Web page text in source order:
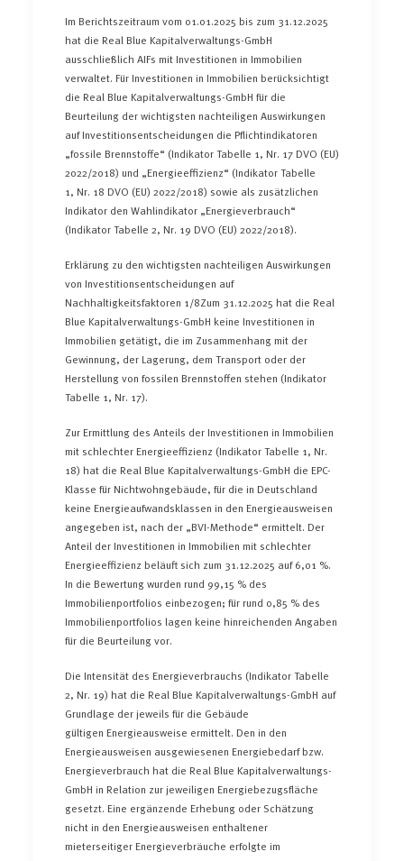
Im Berichtszeitraum vom 01.01.2025 bis zum 31.12.2025
hat die Real Blue Kapitalverwaltungs-GmbH
ausschließlich AIFs mit Investitionen in Immobilien
verwaltet. Für Investitionen in Immobilien berücksichtigt
die Real Blue Kapitalverwaltungs-GmbH für die
Beurteilung der wichtigsten nachteiligen Auswirkungen
auf Investitionsentscheidungen die Pflichtindikatoren
„fossile Brennstoffe“ (Indikator Tabelle 1, Nr. 17 DVO (EU)
2022/2018) und „Energieeffizienz“ (Indikator Tabelle
1, Nr. 18 DVO (EU) 2022/2018) sowie als zusätzlichen
Indikator den Wahlindikator „Energieverbrauch“
(Indikator Tabelle 2, Nr. 19 DVO (EU) 2022/2018).
Erklärung zu den wichtigsten nachteiligen Auswirkungen
von Investitionsentscheidungen auf
Nachhaltigkeitsfaktoren 1/8Zum 31.12.2025 hat die Real
Blue Kapitalverwaltungs-GmbH keine Investitionen in
Immobilien getätigt, die im Zusammenhang mit der
Gewinnung, der Lagerung, dem Transport oder der
Herstellung von fossilen Brennstoffen stehen (Indikator
Tabelle 1, Nr. 17).
Zur Ermittlung des Anteils der Investitionen in Immobilien
mit schlechter Energieeffizienz (Indikator Tabelle 1, Nr.
18) hat die Real Blue Kapitalverwaltungs-GmbH die EPC-
Klasse für Nichtwohngebäude, für die in Deutschland
keine Energieaufwandsklassen in den Energieausweisen
angegeben ist, nach der „BVI-Methode“ ermittelt. Der
Anteil der Investitionen in Immobilien mit schlechter
Energieeffizienz beläuft sich zum 31.12.2025 auf 6,01 %.
In die Bewertung wurden rund 99,15 % des
Immobilienportfolios einbezogen; für rund 0,85 % des
Immobilienportfolios lagen keine hinreichenden Angaben
für die Beurteilung vor.
Die Intensität des Energieverbrauchs (Indikator Tabelle
2, Nr. 19) hat die Real Blue Kapitalverwaltungs-GmbH auf
Grundlage der jeweils für die Gebäude
gültigen Energieausweise ermittelt. Den in den
Energieausweisen ausgewiesenen Energiebedarf bzw.
Energieverbrauch hat die Real Blue Kapitalverwaltungs-
GmbH in Relation zur jeweiligen Energiebezugsfläche
gesetzt. Eine ergänzende Erhebung oder Schätzung
nicht in den Energieausweisen enthaltener
mieterseitiger Energieverbräuche erfolgte im